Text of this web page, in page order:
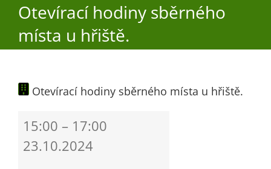
Úřad
O obci
Aktuality
Otevírací hodiny sběrného
místa u hřiště.
Otevírací hodiny sběrného místa u hřiště.
hodiny
sběrného
15:00 – 17:00
23.10.2024